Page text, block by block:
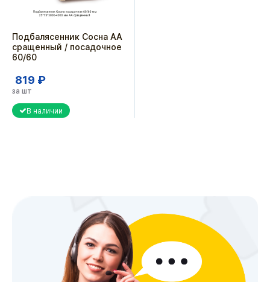
Подбалясенник Сосна АА
сращенный / посадочное
60/60
819 ₽
за шт
В наличии